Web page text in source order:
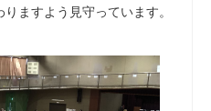
ますよう見守っています。